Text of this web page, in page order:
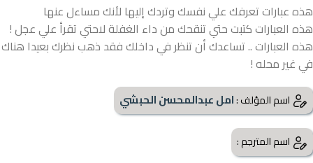
هذه عبارات تعرفك علي نفسك وتردك إليها لأنك مساءل عنها
هذه العبارات كتبت حتي تنقحك من داء الغفلة لاحتي تقرأ علي عجل !
هذه العبارات .. تساعدك أن تنظر في داخلك فقد ذهب نظرك بعيدا هناك
في غير محله !
اسم المؤلف :امل عبدالمحسن الحبشي
اسم المترجم :